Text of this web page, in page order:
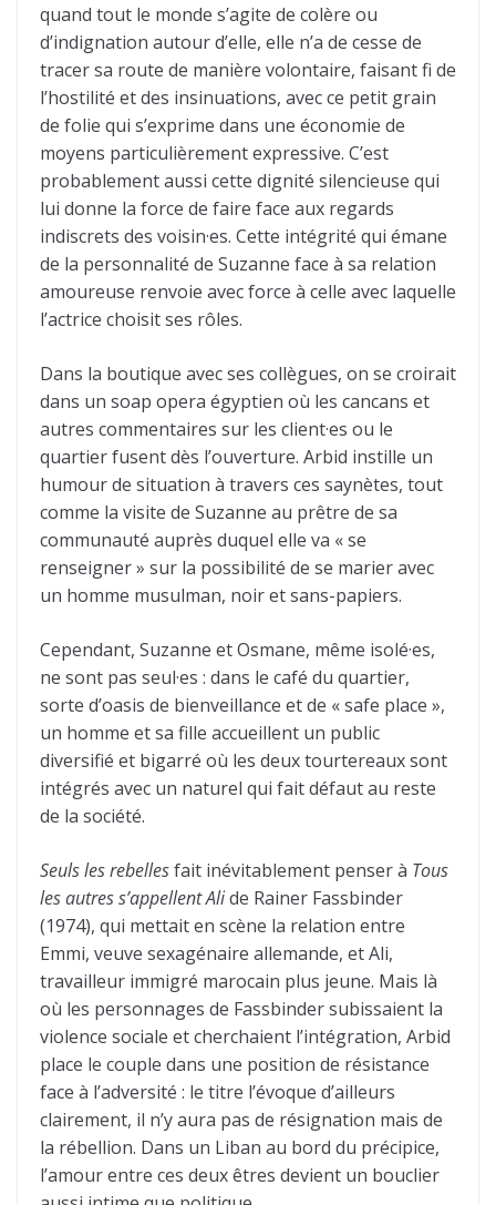
quand tout le monde s’agite de colère ou
d’indignation autour d’elle, elle n’a de cesse de
tracer sa route de manière volontaire, faisant fi de
l’hostilité et des insinuations, avec ce petit grain
de folie qui s’exprime dans une économie de
moyens particulièrement expressive. C’est
probablement aussi cette dignité silencieuse qui
lui donne la force de faire face aux regards
indiscrets des voisin·es. Cette intégrité qui émane
de la personnalité de Suzanne face à sa relation
amoureuse renvoie avec force à celle avec laquelle
l’actrice choisit ses rôles.
Dans la boutique avec ses collègues, on se croirait
dans un soap opera égyptien où les cancans et
autres commentaires sur les client·es ou le
quartier fusent dès l’ouverture. Arbid instille un
humour de situation à travers ces saynètes, tout
comme la visite de Suzanne au prêtre de sa
communauté auprès duquel elle va « se
renseigner » sur la possibilité de se marier avec
un homme musulman, noir et sans-papiers.
Cependant, Suzanne et Osmane, même isolé·es,
ne sont pas seul·es : dans le café du quartier,
sorte d’oasis de bienveillance et de « safe place »,
un homme et sa fille accueillent un public
diversifié et bigarré où les deux tourtereaux sont
intégrés avec un naturel qui fait défaut au reste
de la société.
Seuls les rebellesfait inévitablement penser à Tous
les autres s’appellent Alide Rainer Fassbinder
(1974), qui mettait en scène la relation entre
Emmi, veuve sexagénaire allemande, et Ali,
travailleur immigré marocain plus jeune. Mais là
où les personnages de Fassbinder subissaient la
violence sociale et cherchaient l’intégration, Arbid
place le couple dans une position de résistance
face à l’adversité : le titre l’évoque d’ailleurs
clairement, il n’y aura pas de résignation mais de
la rébellion. Dans un Liban au bord du précipice,
l’amour entre ces deux êtres devient un bouclier